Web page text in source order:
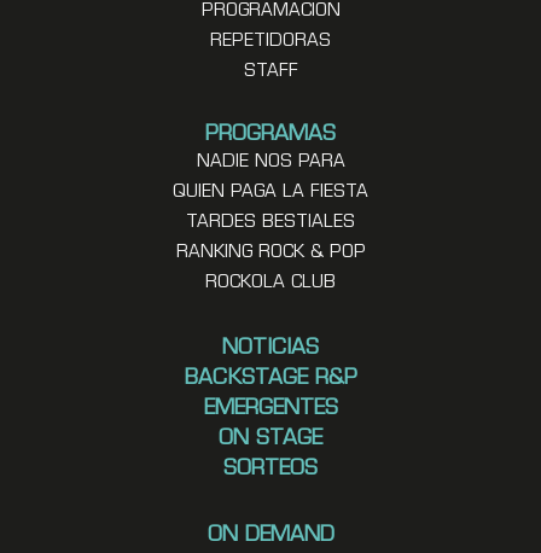
PROGRAMACION
REPETIDORAS
STAFF
PROGRAMAS
NADIE NOS PARA
QUIEN PAGA LA FIESTA
TARDES BESTIALES
RANKING ROCK & POP
ROCKOLA CLUB
NOTICIAS
BACKSTAGE R&P
EMERGENTES
ON STAGE
SORTEOS
ON DEMAND